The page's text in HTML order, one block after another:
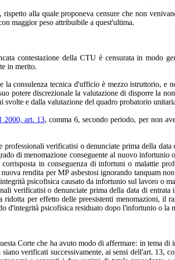
alla quale proponeva censure che non
maggior peso attribuibile a quest'ultima.
contestazione della CTU è censurata in modo
in merito.
consulenza tecnica d'ufficio è mezzo istruttorio,
potere discrezionale la valutazione di disporre la
e dalla valutazione del quadro probatorio
2000, art. 13, comma 6, secondo periodo, per non
verificatisi o denunciate prima della
di menomazione conseguente al nuovo
in conseguenza di infortuni o malattie
rendita per MP asbestosi ignorando tanquam
psicofisica causato da infortunio sul lavoro o
verificatisi o denunciate prima della data di
per effetto delle preesistenti menomazioni,
d'integrità psicofisica residuato dopo l'infortunio o la
Corte che ha avuto modo di affermare: in tema
verificati successivamente, ai sensi dell'art. 13,